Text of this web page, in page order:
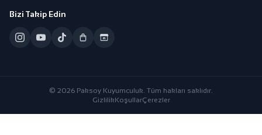
Bizi Takip Edin
© 2026 Paksoy Kuyumculuk. Tüm hakları saklıdır.
GizlilikKoşullarÇerezler